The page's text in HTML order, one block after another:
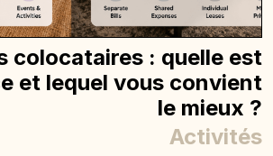
colocataires : quelle est
et lequel vous convient
le mieux ?
Activités